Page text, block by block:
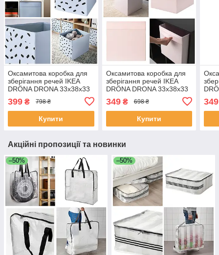
Оксамитова коробка для
зберігання речей IKEA
DRÖNA DRONA 33x38x33
см блакитний органайзер
для одягу білизни іграшок
399 ₴ 798 ₴
Купити
Оксамитова коробка для
зберігання речей IKEA
DRÖNA DRONA 33x38x33
для одягу білизни іграшок
349₴ 698 ₴
Купити
349
Акційні пропозиції та новинки
–50% –50%